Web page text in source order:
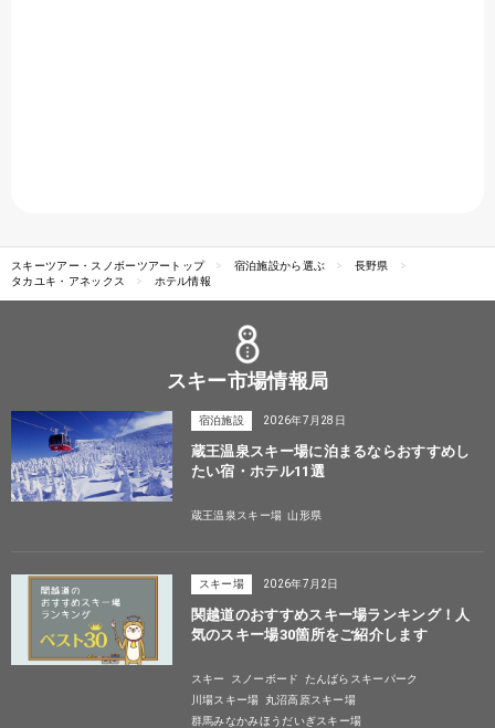
スキーツアー・スノボーツアートップ 宿泊施設から選ぶ
長野県
タカユキ・アネックス
ホテル情報
スキー市場情報局
宿泊施設 2026年7月28日
蔵王温泉スキー場に泊まるならおすすめし
たい宿・ホテル11選
蔵王温泉スキー場 山形県
スキー場 2026年7月2日
関越道のおすすめスキー場ランキング！人
気のスキー場30箇所をご紹介します
スキー スノーボード
たんばらスキーパーク
川場スキー場
丸沼高原スキー場
群馬みなかみほうだいぎスキー場